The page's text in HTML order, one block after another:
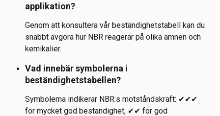
applikation?
Genom att konsultera vår beständighetstabell kan du
snabbt avgöra hur NBR reagerar på olika ämnen och
kemikalier.
Vad innebär symbolerna i
beständighetstabellen?
Symbolerna indikerar NBR:s motståndskraft: ✔✔✔
för mycket god beständighet, ✔✔ för god